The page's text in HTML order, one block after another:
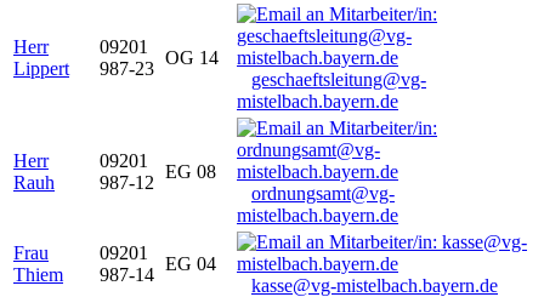
Herr
Lippert
09201
987-23
OG 14
geschaeftsleitung@vg-
mistelbach.bayern.de
Herr
Rauh
09201
987-12
EG 08
ordnungsamt@vg-
mistelbach.bayern.de
Frau
Thiem
09201
987-14
EG 04
kasse@vg-mistelbach.bayern.de